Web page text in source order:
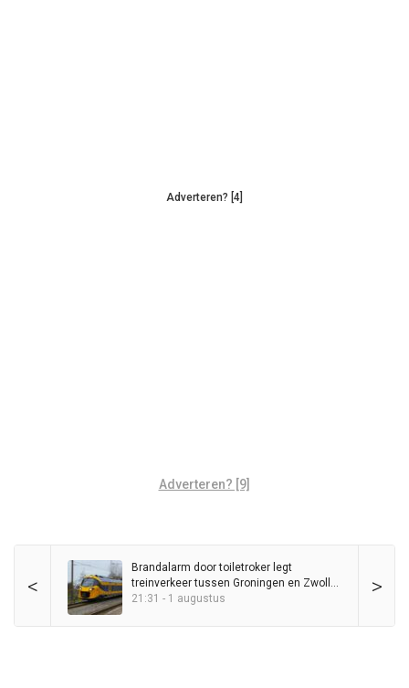
Adverteren? [4]
Adverteren? [9]
< >
Brandalarm door toiletroker legt
treinverkeer tussen Groningen en Zwolle
kort stil
21:31 - 1 augustus